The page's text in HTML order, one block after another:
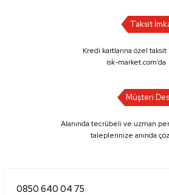
Taksit
Kredi kartlarına özel taksit
isk-market.com’da
Müşteri
Alanında tecrübeli ve uzman
taleplerinize anında
0850 640 04 75